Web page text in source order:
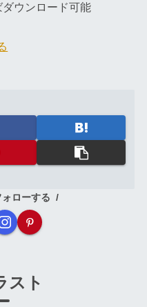
ダウンロード可能
ローする
スト